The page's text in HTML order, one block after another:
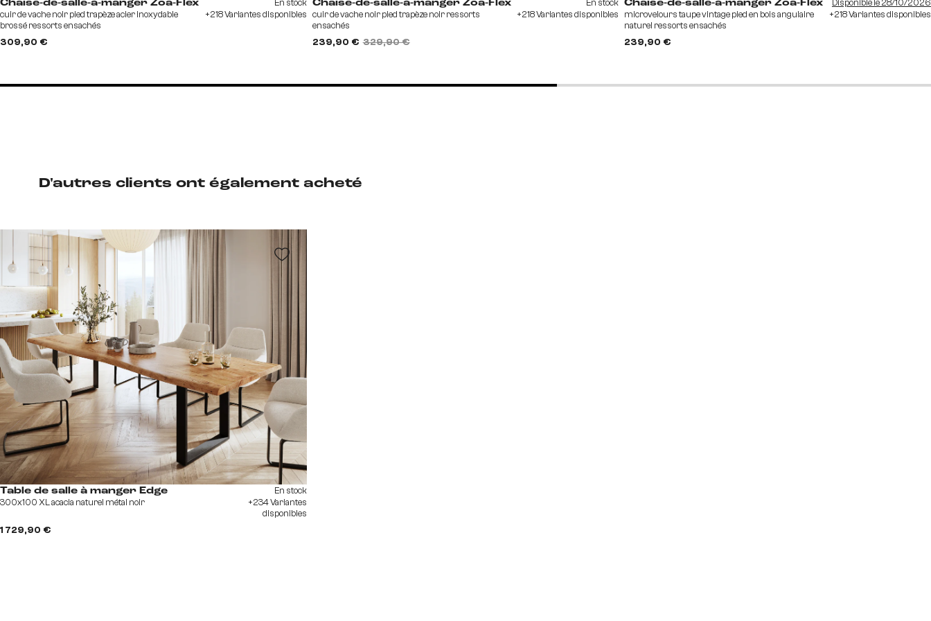
D'autres clients ont également acheté
Table de salle à manger Edge
300x100 XL acacia naturel métal noir
1 729,90 €
En stock
+234 Variantes
disponibles
Chaise-de-salle-à-manger Zoa-Flex
cuir de vache noir pied trapèze acier inoxydable
brossé ressorts ensachés
309,90 €
En stock
+218 Variantes disponibles
Chaise-de-salle-à-manger Zoa-Flex
cuir de vache noir pied trapèze noir ressorts
ensachés
239,90 € 329,90 €
En stock
+218 Variantes disponibles
Chaise-de-salle-à-manger Zoa-Flex
microvelours taupe vintage pied en bois angulaire
naturel ressorts ensachés
239,90 €
Disponible le 28/10/2026
+218 Variantes disponibles